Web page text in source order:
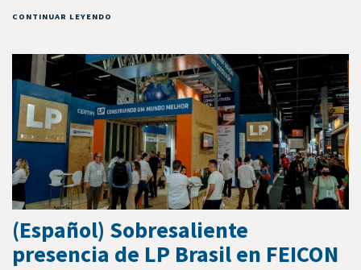
CONTINUAR LEYENDO
(Español) Sobresaliente
presencia de LP Brasil en FEICON